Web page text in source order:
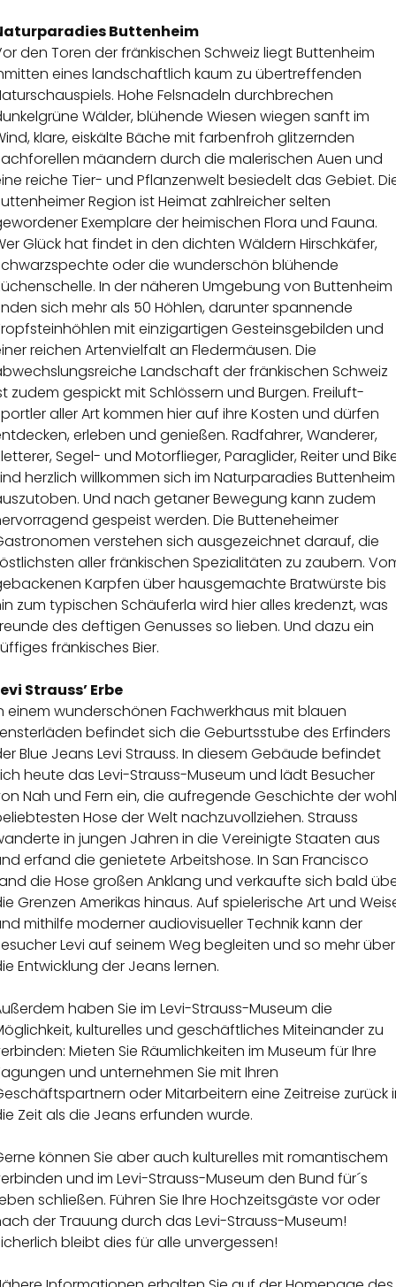
Buttenheim
den Toren der fränkischen Schweiz liegt Buttenheim
eines landschaftlich kaum zu übertreffenden
Hohe Felsnadeln durchbrechen
Wälder, blühende Wiesen wiegen sanft im
klare, eiskälte Bäche mit farbenfroh glitzernden
mäandern durch die malerischen Auen und
reiche Tier- und Pflanzenwelt besiedelt das Gebiet.
Region ist Heimat zahlreicher selten
Exemplare der heimischen Flora und Fauna.
Glück hat findet in den dichten Wäldern Hirschkäfer,
oder die wunderschön blühende
In der näheren Umgebung von Buttenheim
sich mehr als 50 Höhlen, darunter spannende
mit einzigartigen Gesteinsgebilden und
reichen Artenvielfalt an Fledermäusen. Die
Landschaft der fränkischen Schweiz
zudem gespickt mit Schlössern und Burgen. Freiluft-
aller Art kommen hier auf ihre Kosten und dürfen
erleben und genießen. Radfahrer, Wanderer,
Segel- und Motorflieger, Paraglider, Reiter und
herzlich willkommen sich im Naturparadies Buttenheim
Und nach getaner Bewegung kann zudem
gespeist werden. Die Butteneheimer
verstehen sich ausgezeichnet darauf, die
aller fränkischen Spezialitäten zu zaubern.
Karpfen über hausgemachte Bratwürste bis
zum typischen Schäuferla wird hier alles kredenzt, was
des deftigen Genusses so lieben. Und dazu ein
fränkisches Bier.
Strauss’ Erbe
einem wunderschönen Fachwerkhaus mit blauen
befindet sich die Geburtsstube des Erfinders
Blue Jeans Levi Strauss. In diesem Gebäude befindet
heute das Levi-Strauss-Museum und lädt Besucher
Nah und Fern ein, die aufregende Geschichte der wohl
Hose der Welt nachzuvollziehen. Strauss
in jungen Jahren in die Vereinigte Staaten aus
erfand die genietete Arbeitshose. In San Francisco
die Hose großen Anklang und verkaufte sich bald
Grenzen Amerikas hinaus. Auf spielerische Art und
mithilfe moderner audiovisueller Technik kann der
Levi auf seinem Weg begleiten und so mehr über
Entwicklung der Jeans lernen.
haben Sie im Levi-Strauss-Museum die
kulturelles und geschäftliches Miteinander zu
Mieten Sie Räumlichkeiten im Museum für Ihre
und unternehmen Sie mit Ihren
oder Mitarbeitern eine Zeitreise zurück
Zeit als die Jeans erfunden wurde.
können Sie aber auch kulturelles mit romantischem
und im Levi-Strauss-Museum den Bund für´s
schließen. Führen Sie Ihre Hochzeitsgäste vor oder
der Trauung durch das Levi-Strauss-Museum!
bleibt dies für alle unvergessen!